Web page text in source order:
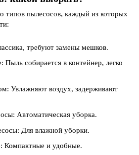
типов пылесосов, каждый из которых
требуют замены мешков.
Пыль собирается в контейнер, легко
Увлажняют воздух, задерживают
Автоматическая уборка.
Для влажной уборки.
Компактные и удобные.